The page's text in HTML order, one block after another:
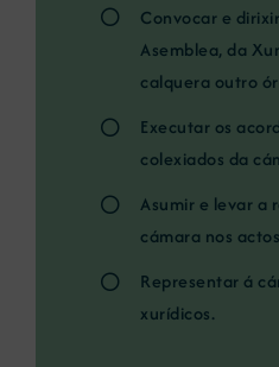
Convocar e
Asemblea, da
calquera outro
Executar os
colexiados da
Asumir e levar a
cámara nos
Representar á
xurídicos.